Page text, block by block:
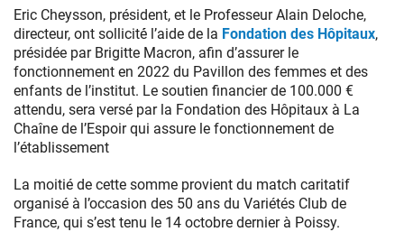
2005,
la
Fondation
des
Hôpitaux
apporte
son
soutien
l’Institut
Médical
Français
Eric Cheysson, président, et le Professeur Alain Deloche,
directeur, ont sollicité́ l’aide de la Fondation des Hôpitaux,
présidée par Brigitte Macron, afin d’assurer le
fonctionnement en 2022 du Pavillon des femmes et des
enfants de l’institut. Le soutien financier de 100.000 €
attendu, sera versé par la Fondation des Hôpitaux à La
Chaîne de l’Espoir qui assure le fonctionnement de
l’établissement
La moitié de cette somme provient du match caritatif
organisé à l’occasion des 50 ans du Variétés Club de
France, qui s’est tenu le 14 octobre dernier à Poissy.